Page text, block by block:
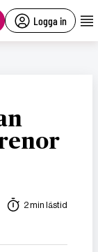
Logga in
2 min lästid